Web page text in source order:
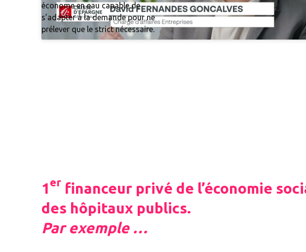
économe en eau capable de
s’adapter à la demande pour ne
prélever que le strict nécessaire.
1 er financeur privé de l’économie
des hôpitaux publics.
Par exemple …